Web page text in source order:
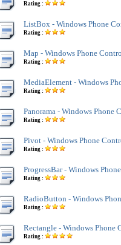
Rating :
ListBox - Windows Phone
Rating :
Map - Windows Phone
Rating :
MediaElement - Windows
Rating :
Panorama - Windows Phone
Rating :
Pivot - Windows Phone
Rating :
ProgressBar - Windows
Rating :
RadioButton - Windows
Rating :
Rectangle - Windows Phone
Rating :